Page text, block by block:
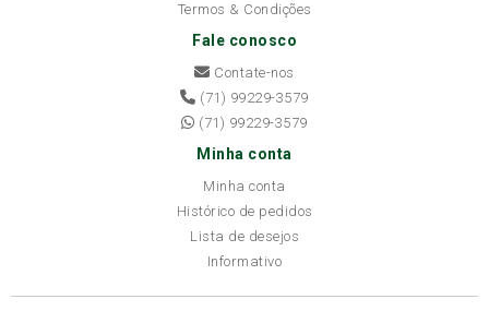
Termos & Condições
Fale conosco
Contate-nos
(71) 99229-3579
(71) 99229-3579
Minha conta
Minha conta
Histórico de pedidos
Lista de desejos
Informativo